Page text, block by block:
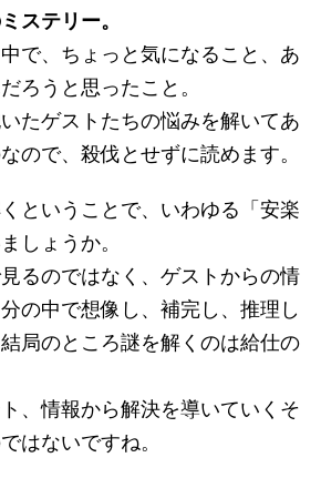
ステリー。
で、ちょっと気になること、あ
ろうと思ったこと。
たゲストたちの悩みを解いてあ
ので、殺伐とせずに読めます。
ということで、いわゆる「安楽
しょうか。
るのではなく、ゲストからの情
の中で想像し、補完し、推理し
局のところ謎を解くのは給仕の
、情報から解決を導いていくそ
はないですね。